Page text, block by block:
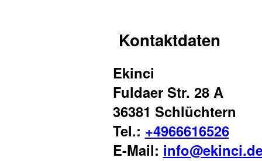
Kontaktdaten
Ekinci
Fuldaer Str. 28 A
36381 Schlüchtern
Tel.: +4966616526
E-Mail: